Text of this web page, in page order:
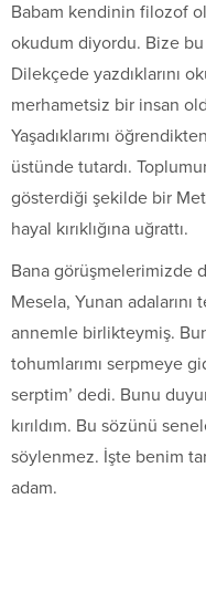
Babam kendinin filozof
okudum diyordu. Bize bu
Dilekçede yazdıklarını
merhametsiz bir insan
Yaşadıklarımı
üstünde tutardı.
gösterdiği şekilde bir
hayal kırıklığına uğrattı.
Bana görüşmelerimizde
Mesela, Yunan adalarını
annemle birlikteymiş.
tohumlarımı serpmeye
serptim’ dedi. Bunu
kırıldım. Bu sözünü
söylenmez. İşte benim
adam.